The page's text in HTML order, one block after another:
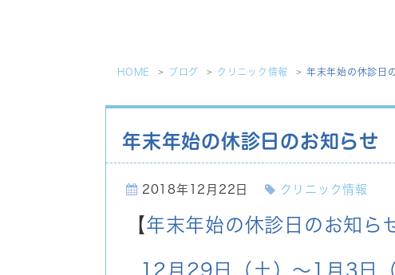
HOME ブログ クリニック情報 年末年始の休診日
年末年始の休診日のお知らせ
2018年12月22日 クリニック情報
【 年末年始の休診日のお知ら
12月29日（土）～1月3日（